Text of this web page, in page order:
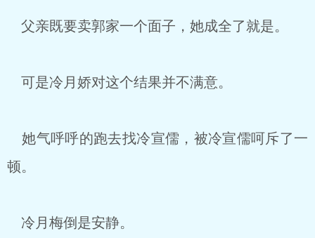
父亲既要卖郭家一个面子，她成全了就是。
可是冷月娇对这个结果并不满意。
她气呼呼的跑去找冷宣儒，被冷宣儒呵斥了一
顿。
冷月梅倒是安静。